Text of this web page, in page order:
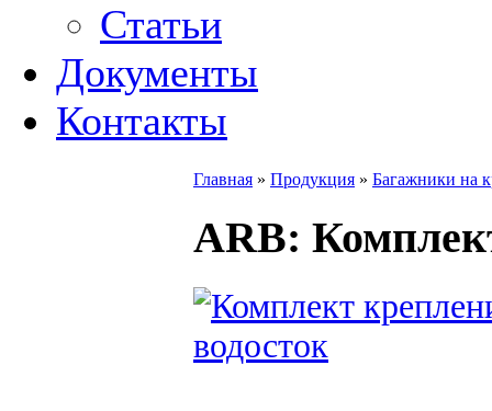
Статьи
Документы
Контакты
Главная » Продукция » Багажники на
ARB: